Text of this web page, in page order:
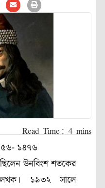
১৪৭৬
উনবিংশ শতকের
১৯৩২ সালে